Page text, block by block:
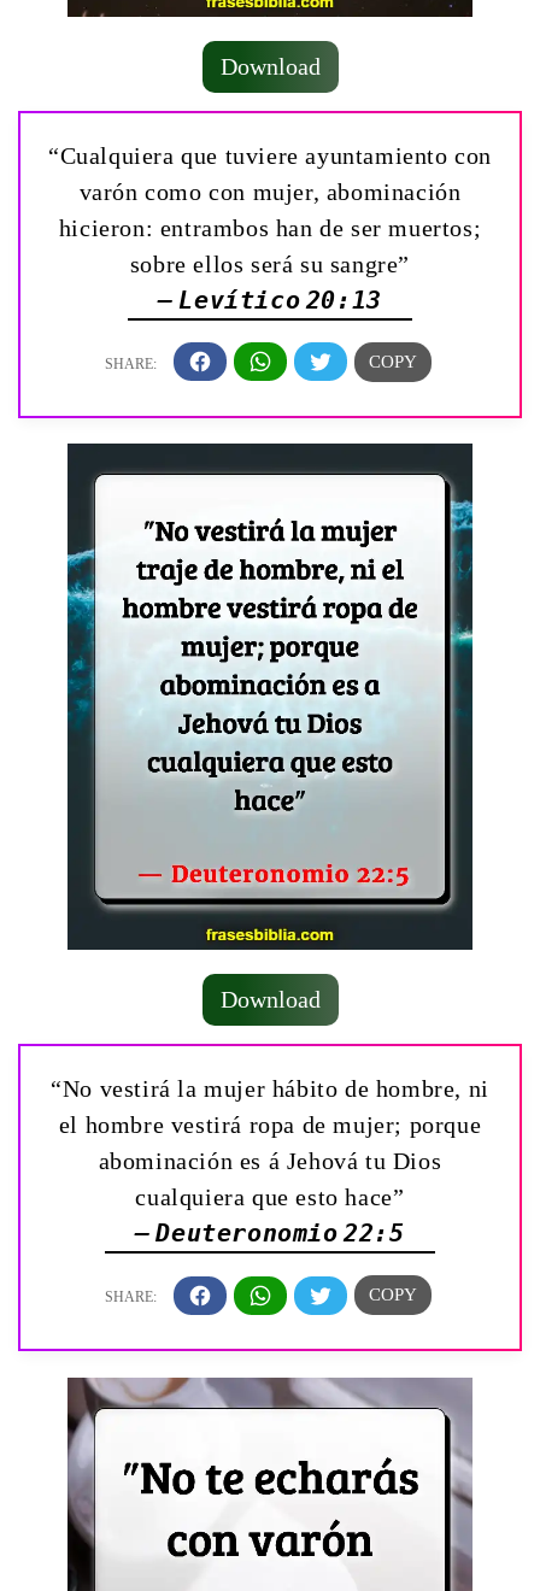
Download
“Cualquiera que tuviere ayuntamiento con
varón como con mujer, abominación
hicieron: entrambos han de ser muertos;
sobre ellos será su sangre”
— Levítico 20:13
Download
“No vestirá la mujer hábito de hombre, ni
el hombre vestirá ropa de mujer; porque
abominación es á Jehová tu Dios
cualquiera que esto hace”
— Deuteronomio 22:5